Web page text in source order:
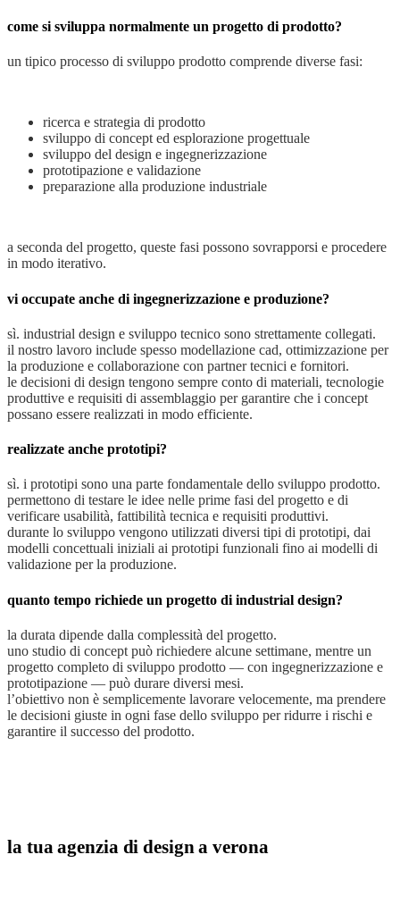
come si sviluppa normalmente un progetto di prodotto?
un tipico processo di sviluppo prodotto comprende diverse fasi:
ricerca e strategia di prodotto
sviluppo di concept ed esplorazione progettuale
sviluppo del design e ingegnerizzazione
prototipazione e validazione
preparazione alla produzione industriale
a seconda del progetto, queste fasi possono sovrapporsi e procedere
in modo iterativo.
vi occupate anche di ingegnerizzazione e produzione?
sì. industrial design e sviluppo tecnico sono strettamente collegati.
il nostro lavoro include spesso modellazione cad, ottimizzazione per
la produzione e collaborazione con partner tecnici e fornitori.
le decisioni di design tengono sempre conto di materiali, tecnologie
produttive e requisiti di assemblaggio per garantire che i concept
possano essere realizzati in modo efficiente.
realizzate anche prototipi?
sì. i prototipi sono una parte fondamentale dello sviluppo prodotto.
permettono di testare le idee nelle prime fasi del progetto e di
verificare usabilità, fattibilità tecnica e requisiti produttivi.
durante lo sviluppo vengono utilizzati diversi tipi di prototipi, dai
modelli concettuali iniziali ai prototipi funzionali fino ai modelli di
validazione per la produzione.
quanto tempo richiede un progetto di industrial design?
la durata dipende dalla complessità del progetto.
uno studio di concept può richiedere alcune settimane, mentre un
progetto completo di sviluppo prodotto — con ingegnerizzazione e
prototipazione — può durare diversi mesi.
l’obiettivo non è semplicemente lavorare velocemente, ma prendere
le decisioni giuste in ogni fase dello sviluppo per ridurre i rischi e
garantire il successo del prodotto.
la tua agenzia di design a verona